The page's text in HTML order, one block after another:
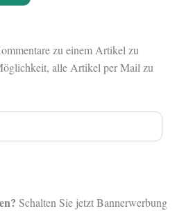
zu einem Artikel zu
alle Artikel per Mail zu
Schalten Sie jetzt Bannerwerbung